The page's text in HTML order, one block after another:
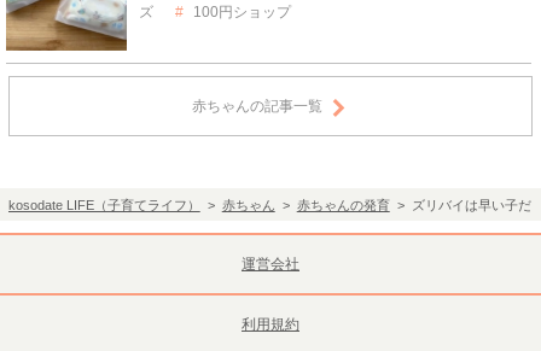
ズ
100円ショップ
赤ちゃんの記事一覧
kosodate LIFE（子育てライフ） > 赤ちゃん > 赤ちゃんの発育> ズリバイは早い子だ
運営会社
利用規約